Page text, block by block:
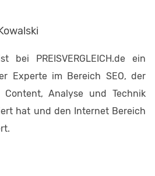
bei PREISVERGLEICH.de ein
Experte im Bereich SEO, der
Analyse und Technik
hat und den Internet Bereich